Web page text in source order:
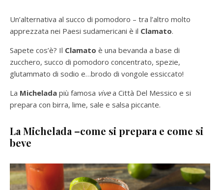
Un’alternativa al succo di pomodoro – tra l’altro molto
apprezzata nei Paesi sudamericani è il Clamato.
Sapete cos’è? Il Clamato è una bevanda a base di
zucchero, succo di pomodoro concentrato, spezie,
glutammato di sodio e…brodo di vongole essiccato!
La Michelada più famosa vivea Città Del Messico e si
prepara con birra, lime, sale e salsa piccante.
La Michelada –come si prepara e come si
beve